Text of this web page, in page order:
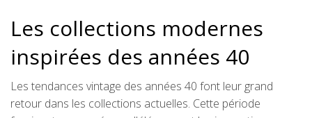
Les collections modernes
inspirées des années 40
Les tendances vintage des années 40 font leur grand
retour dans les collections actuelles. Cette période